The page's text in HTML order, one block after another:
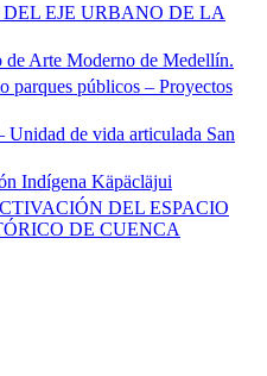
EJE URBANO DE LA
de Arte Moderno de Medellín.
parques públicos – Proyectos
de vida articulada San
Indígena Käpäcläjui
DEL ESPACIO
DE CUENCA